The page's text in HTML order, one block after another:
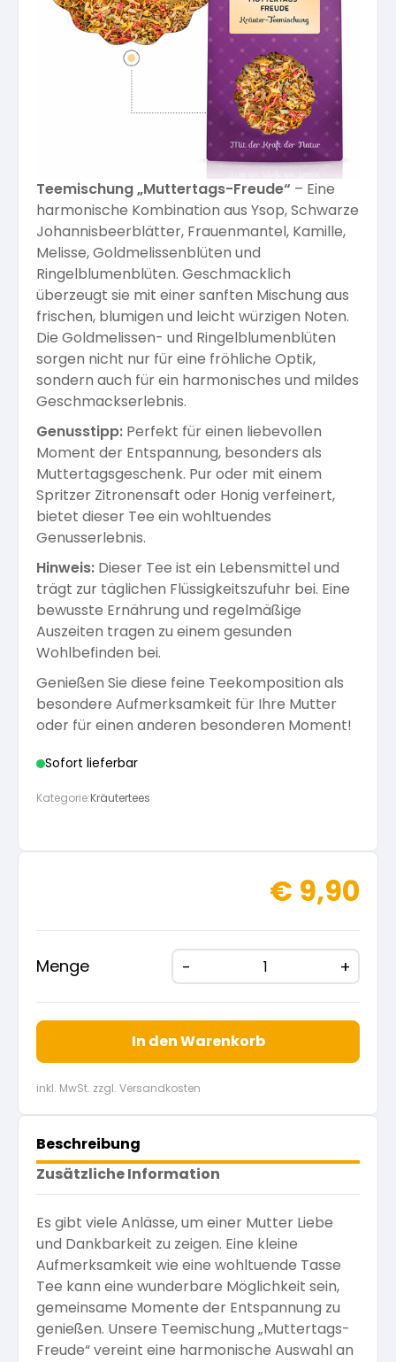
Gesundheit
Ätherische Öle
Hautsalben
Kräuter-Auszüge
Bücher
Vereinsgründer Pfarrer Rauscher
Veranstaltungsberichte
Seminare mit Kräuterpfarrer Benedikt
Kräuterpfarrer-Zentrum
Kloster- und Kräuterladen
Beratungsdienst
Kräutergarten
Angebote für Gruppen
Freunde der Heilkräuter
Vereinsvorteile
Unser Naturladen
Teemischung „Muttertags-Freude“ – Eine
harmonische Kombination aus Ysop, Schwarze
Johannisbeerblätter, Frauenmantel, Kamille,
Melisse, Goldmelissenblüten und
Ringelblumenblüten. Geschmacklich
überzeugt sie mit einer sanften Mischung aus
frischen, blumigen und leicht würzigen Noten.
Die Goldmelissen- und Ringelblumenblüten
sorgen nicht nur für eine fröhliche Optik,
sondern auch für ein harmonisches und mildes
Geschmackserlebnis.
Genusstipp: Perfekt für einen liebevollen
Moment der Entspannung, besonders als
Muttertagsgeschenk. Pur oder mit einem
Spritzer Zitronensaft oder Honig verfeinert,
bietet dieser Tee ein wohltuendes
Genusserlebnis.
Hinweis: Dieser Tee ist ein Lebensmittel und
trägt zur täglichen Flüssigkeitszufuhr bei. Eine
bewusste Ernährung und regelmäßige
Auszeiten tragen zu einem gesunden
Wohlbefinden bei.
Genießen Sie diese feine Teekomposition als
besondere Aufmerksamkeit für Ihre Mutter
oder für einen anderen besonderen Moment!
Sofort lieferbar
Kategorie:Kräutertees
€ 9,90
Menge
In den Warenkorb
inkl. MwSt. zzgl. Versandkosten
Beschreibung
Zusätzliche Information
Es gibt viele Anlässe, um einer Mutter Liebe
und Dankbarkeit zu zeigen. Eine kleine
Aufmerksamkeit wie eine wohltuende Tasse
Tee kann eine wunderbare Möglichkeit sein,
gemeinsame Momente der Entspannung zu
genießen. Unsere Teemischung „Muttertags-
Freude“ vereint eine harmonische Auswahl an